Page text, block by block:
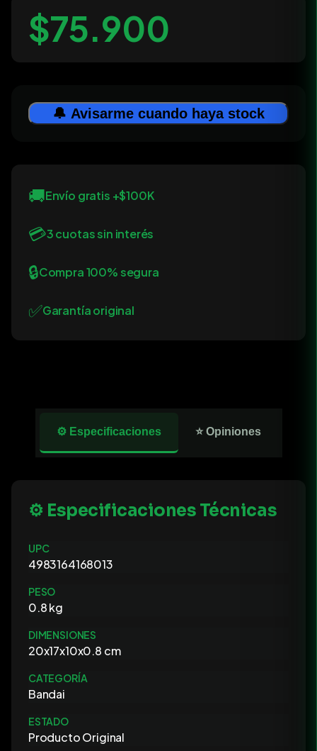
$75.900
🔔 Avisarme cuando haya stock
🚚Envío gratis +$100K
💳3 cuotas sin interés
🔒Compra 100% segura
✅Garantía original
⚙️ Especificaciones ⭐ Opiniones
⚙️ Especificaciones Técnicas
UPC
4983164168013
PESO
0.8 kg
DIMENSIONES
20x17x10x0.8 cm
CATEGORÍA
Bandai
ESTADO
Producto Original